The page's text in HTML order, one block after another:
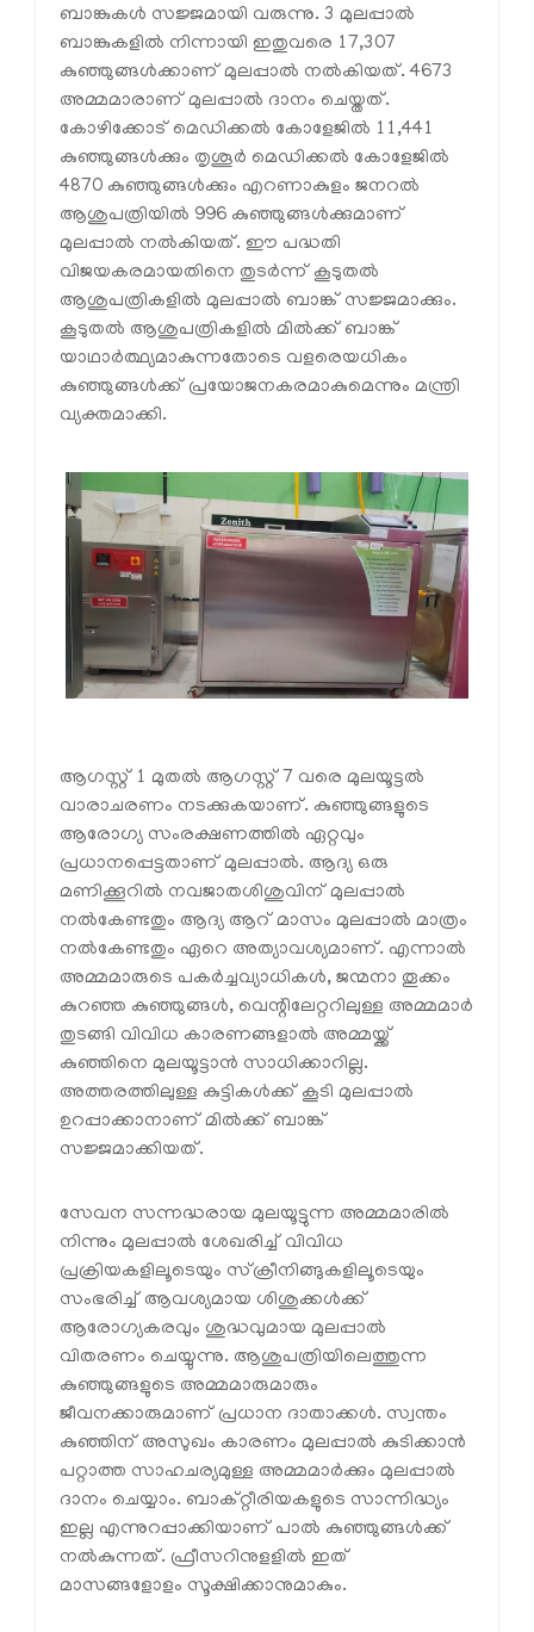
ബാങ്കുകള്‍ സജ്ജമായി വരുന്നു. 3 മുലപ്പാല്‍
ബാങ്കുകളില്‍ നിന്നായി ഇതുവരെ 17,307
കുഞ്ഞുങ്ങള്‍ക്കാണ് മുലപ്പാല്‍ നല്‍കിയത്. 4673
അമ്മമാരാണ് മുലപ്പാല്‍ ദാനം ചെയ്തത്.
കോഴിക്കോട് മെഡിക്കല്‍ കോളേജില്‍ 11,441
കുഞ്ഞുങ്ങള്‍ക്കും തൃശൂര്‍ മെഡിക്കല്‍ കോളേജില്‍
4870 കുഞ്ഞുങ്ങള്‍ക്കും എറണാകുളം ജനറല്‍
ആശുപത്രിയില്‍ 996 കുഞ്ഞുങ്ങള്‍ക്കുമാണ്
മുലപ്പാല്‍ നല്‍കിയത്. ഈ പദ്ധതി
വിജയകരമായതിനെ തുടര്‍ന്ന് കൂടുതല്‍
ആശുപത്രികളില്‍ മുലപ്പാല്‍ ബാങ്ക് സജ്ജമാക്കും.
കൂടുതല്‍ ആശുപത്രികളില്‍ മില്‍ക്ക് ബാങ്ക്
യാഥാര്‍ത്ഥ്യമാകുന്നതോടെ വളരെയധികം
കുഞ്ഞുങ്ങള്‍ക്ക് പ്രയോജനകരമാകുമെന്നും മന്ത്രി
വ്യക്തമാക്കി.
ആഗസ്റ്റ് 1 മുതല്‍ ആഗസ്റ്റ് 7 വരെ മുലയൂട്ടല്‍
വാരാചരണം നടക്കുകയാണ്. കുഞ്ഞുങ്ങളുടെ
ആരോഗ്യ സംരക്ഷണത്തില്‍ ഏറ്റവും
പ്രധാനപ്പെട്ടതാണ് മുലപ്പാല്‍. ആദ്യ ഒരു
മണിക്കൂറില്‍ നവജാതശിശുവിന് മുലപ്പാല്‍
നല്‍കേണ്ടതും ആദ്യ ആറ് മാസം മുലപ്പാല്‍ മാത്രം
നല്‍കേണ്ടതും ഏറെ അത്യാവശ്യമാണ്. എന്നാല്‍
അമ്മമാരുടെ പകര്‍ച്ചവ്യാധികള്‍, ജന്മനാ തൂക്കം
കുറഞ്ഞ കുഞ്ഞുങ്ങള്‍, വെന്റിലേറ്ററിലുള്ള അമ്മമാര്‍
തുടങ്ങി വിവിധ കാരണങ്ങളാല്‍ അമ്മയ്ക്ക്
കുഞ്ഞിനെ മുലയൂട്ടാന്‍ സാധിക്കാറില്ല.
അത്തരത്തിലുള്ള കുട്ടികള്‍ക്ക് കൂടി മുലപ്പാല്‍
ഉറപ്പാക്കാനാണ് മില്‍ക്ക് ബാങ്ക്
സജ്ജമാക്കിയത്.
സേവന സന്നദ്ധരായ മുലയൂട്ടുന്ന അമ്മമാരില്‍
നിന്നും മുലപ്പാല്‍ ശേഖരിച്ച് വിവിധ
പ്രക്രിയകളിലൂടെയും സ്‌ക്രീനിങ്ങുകളിലൂടെയും
സംഭരിച്ച് ആവശ്യമായ ശിശുക്കള്‍ക്ക്
ആരോഗ്യകരവും ശുദ്ധവുമായ മുലപ്പാല്‍
വിതരണം ചെയ്യുന്നു. ആശുപത്രിയിലെത്തുന്ന
കുഞ്ഞുങ്ങളുടെ അമ്മമാരുമാരും
ജീവനക്കാരുമാണ് പ്രധാന ദാതാക്കള്‍. സ്വന്തം
കുഞ്ഞിന് അസുഖം കാരണം മുലപ്പാല്‍ കുടിക്കാന്‍
പറ്റാത്ത സാഹചര്യമുള്ള അമ്മമാര്‍ക്കും മുലപ്പാല്‍
ദാനം ചെയ്യാം. ബാക്റ്റീരിയകളുടെ സാന്നിദ്ധ്യം
ഇല്ല എന്നുറപ്പാക്കിയാണ് പാല്‍ കുഞ്ഞുങ്ങള്‍ക്ക്
നല്‍കുന്നത്. ഫ്രീസറിനുളളില്‍ ഇത്
മാസങ്ങളോളം സൂക്ഷിക്കാനുമാകും.